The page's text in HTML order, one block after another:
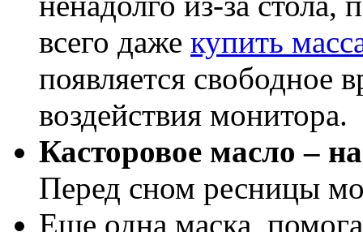
всего даже купить
появляется свободное
воздействия монитора.
Касторовое масло –
Перед сном ресницы
Еще одна маска,